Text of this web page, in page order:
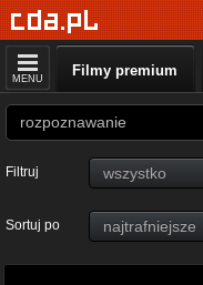
MENU Filmy premium
Filtruj
Sortuj po